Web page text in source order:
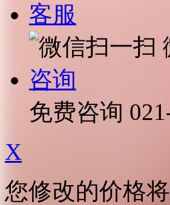
客服
咨询
免费咨询
X
您修改的价格